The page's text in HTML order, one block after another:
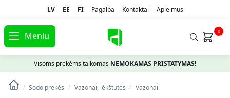
LV EE FI Pagalba Kontaktai Apie mus
Meniu 0
Visoms prekėms taikomas NEMOKAMAS PRISTATYMAS!
/ Sodo prekės / Vazonai, lėkštutės / Vazonai